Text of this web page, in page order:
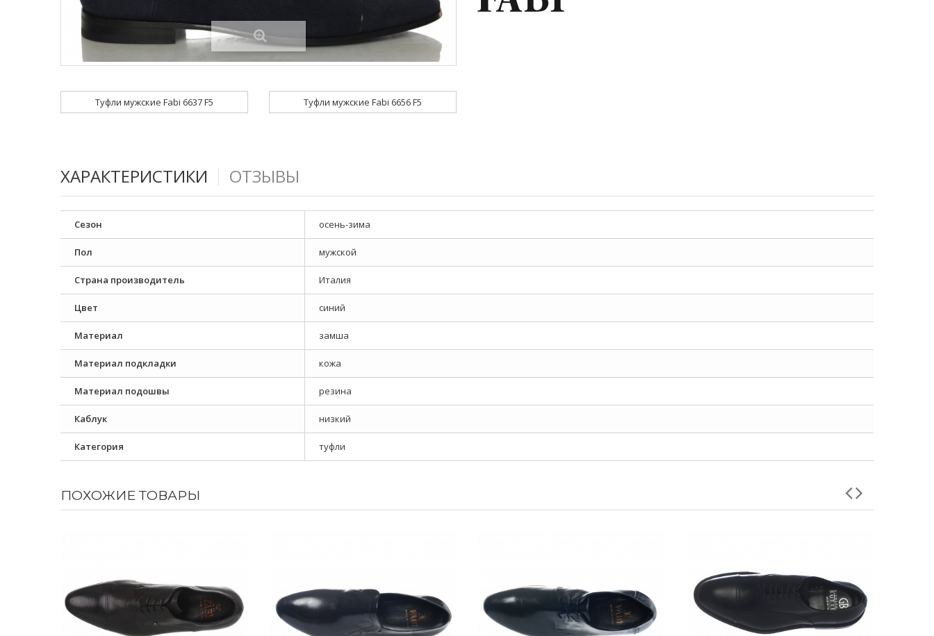
Туфли мужские Fabi 6637 F5 Туфли мужские Fabi 6656 F5
ХАРАКТЕРИСТИКИ ОТЗЫВЫ
Сезон осень-зима
Пол мужской
Страна производитель Италия
Цвет синий
Материал замша
Материал подкладки кожа
Материал подошвы резина
Каблук низкий
Категория туфли
ПОХОЖИЕ ТОВАРЫ